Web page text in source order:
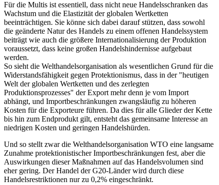
Für die Multis ist essentiell, dass nicht neue Handelsschranken das
Wachstum und die Elastizität der globalen Wertketten
beeinträchtigen. Sie könne sich dabei darauf stützen, dass sowohl
die geänderte Natur des Handels zu einem offenen Handelssystem
beiträgt wie auch die größere Internationalisierung der Produktion
voraussetzt, dass keine großen Handelshindernisse aufgebaut
werden.
So sieht die Welthandelsorganisation als wesentlichen Grund für die
Widerstandsfähigkeit gegen Protektionismus, dass in der "heutigen
Welt der globalen Wertketten und des zerlegten
Produktionsprozesses" der Export mehr denn je vom Import
abhängt, und Importbeschränkungen zwangsläufig zu höheren
Kosten für die Exporteure führen. Da dies für alle Glieder der Kette
bis hin zum Endprodukt gilt, entsteht das gemeinsame Interesse an
niedrigen Kosten und geringen Handelshürden.
Und so stellt zwar die Welthandelsorganisation WTO eine langsame
Zunahme protektionistischer Importbeschränkungen fest, aber die
Auswirkungen dieser Maßnahmen auf das Handelsvolumen sind
eher gering. Der Handel der G20-Länder wird durch diese
Handelsrestriktionen nur zu 0,2% eingeschränkt.